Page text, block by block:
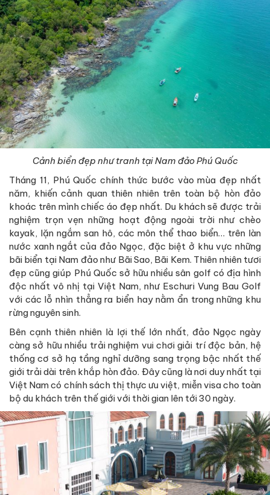
Cảnh biển đẹp như tranh tại Nam đảo Phú Quốc
Tháng 11, Phú Quốc chính thức bước vào mùa đẹp nhất
năm, khiến cảnh quan thiên nhiên trên toàn bộ hòn đảo
khoác trên mình chiếc áo đẹp nhất. Du khách sẽ được trải
nghiệm trọn vẹn những hoạt động ngoài trời như chèo
kayak, lặn ngắm san hô, các môn thể thao biển… trên làn
nước xanh ngắt của đảo Ngọc, đặc biệt ở khu vực những
bãi biển tại Nam đảo như Bãi Sao, Bãi Kem. Thiên nhiên tươi
đẹp cũng giúp Phú Quốc sở hữu nhiều sân golf có địa hình
độc nhất vô nhị tại Việt Nam, như Eschuri Vung Bau Golf
với các lỗ nhìn thẳng ra biển hay nằm ẩn trong những khu
rừng nguyên sinh.
Bên cạnh thiên nhiên là lợi thế lớn nhất, đảo Ngọc ngày
càng sở hữu nhiều trải nghiệm vui chơi giải trí độc bản, hệ
thống cơ sở hạ tầng nghỉ dưỡng sang trọng bậc nhất thế
giới trải dài trên khắp hòn đảo. Đây cũng là nơi duy nhất tại
Việt Nam có chính sách thị thực ưu việt, miễn visa cho toàn
bộ du khách trên thế giới với thời gian lên tới 30 ngày.